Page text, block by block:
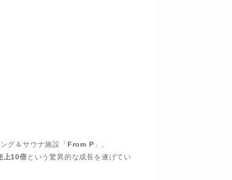
グ＆サウナ施設「 From P 」。
上10倍という驚異的な成長を遂げてい